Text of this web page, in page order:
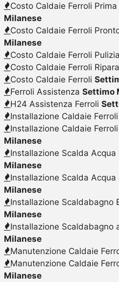
Costo Caldaie Ferroli
Milanese
Costo Caldaie Ferroli
Milanese
Costo Caldaie Ferroli Pulizia
Costo Caldaie Ferroli
Costo Caldaie Ferroli
Ferroli Assistenza Settimo
H24 Assistenza Ferroli
Installazione Caldaie Ferroli
Installazione Caldaie
Milanese
Installazione Scalda Acqua
Milanese
Installazione Scalda Acqua
Milanese
Installazione Scaldabagno
Milanese
Installazione Scaldabagno
Milanese
Manutenzione Caldaie
Manutenzione Caldaie
Milanese